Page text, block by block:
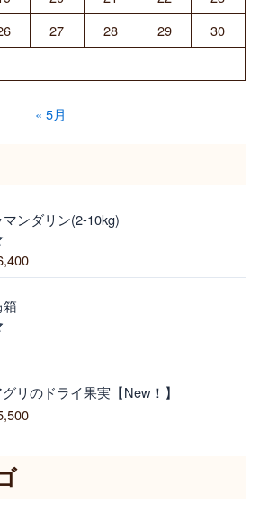
27 28 29
30
« 5月
ンダリン(2-10kg)
格
:
0
–
¥
リのドライ果実【New！】
格
帯